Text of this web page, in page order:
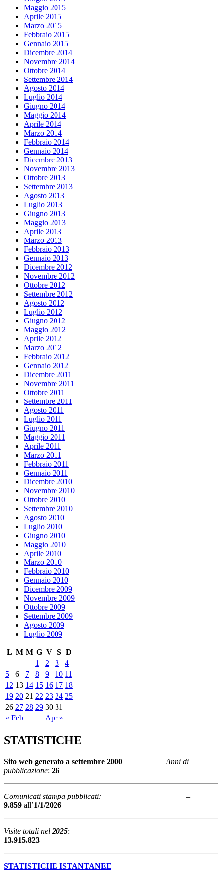
Maggio 2015
Aprile 2015
Marzo 2015
Febbraio 2015
Gennaio 2015
Dicembre 2014
Novembre 2014
Ottobre 2014
Settembre 2014
Agosto 2014
Luglio 2014
Giugno 2014
Maggio 2014
Aprile 2014
Marzo 2014
Febbraio 2014
Gennaio 2014
Dicembre 2013
Novembre 2013
Ottobre 2013
Settembre 2013
Agosto 2013
Luglio 2013
Giugno 2013
Maggio 2013
Aprile 2013
Marzo 2013
Febbraio 2013
Gennaio 2013
Dicembre 2012
Novembre 2012
Ottobre 2012
Settembre 2012
Agosto 2012
Luglio 2012
Giugno 2012
Maggio 2012
Aprile 2012
Marzo 2012
Febbraio 2012
Gennaio 2012
Dicembre 2011
Novembre 2011
Ottobre 2011
Settembre 2011
Agosto 2011
Luglio 2011
Giugno 2011
Maggio 2011
Aprile 2011
Marzo 2011
Febbraio 2011
Gennaio 2011
Dicembre 2010
Novembre 2010
Ottobre 2010
Settembre 2010
Agosto 2010
Luglio 2010
Giugno 2010
Maggio 2010
Aprile 2010
Marzo 2010
Febbraio 2010
Gennaio 2010
Dicembre 2009
Novembre 2009
Ottobre 2009
Settembre 2009
Agosto 2009
Luglio 2009
L M M G V S D
« Feb Apr »
1 2 3
4
5
6 7 8 9 10 11
12 13 14 15 16 17 18
19 20 21 22 23 24 25
26 27 28 29 30 31
STATISTICHE
Sito web generato a settembre 2000 Anni di
pubblicazione: 26
Comunicati stampa pubblicati:
–
9.859 all’1/1/2026
Visite totali nel 2025: –
13.915.823
STATISTICHE ISTANTANEE